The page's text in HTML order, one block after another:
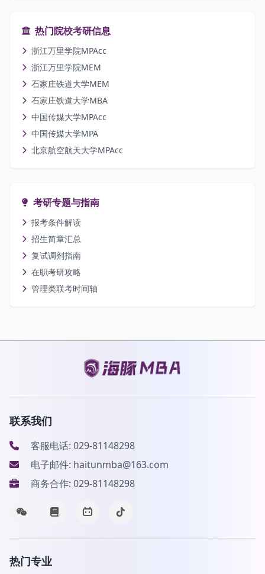
热门院校考研信息
浙江万里学院MPAcc
浙江万里学院MEM
石家庄铁道大学MEM
石家庄铁道大学MBA
中国传媒大学MPAcc
中国传媒大学MPA
北京航空航天大学MPAcc
考研专题与指南
报考条件解读
招生简章汇总
复试调剂指南
在职考研攻略
管理类联考时间轴
联系我们
客服电话: 029-81148298
电子邮件: haitunmba@163.com
商务合作: 029-81148298
热门专业